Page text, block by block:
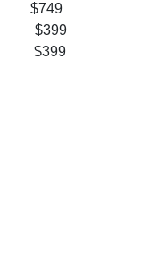
$749
$399
$399